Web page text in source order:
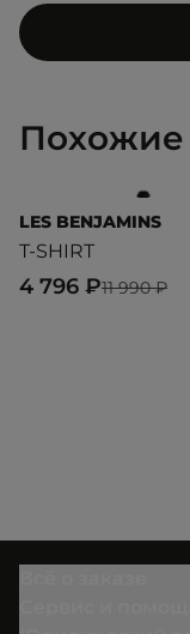
Похожие
LES BENJAMINS
T-SHIRT
11 990 ₽
4 796 ₽